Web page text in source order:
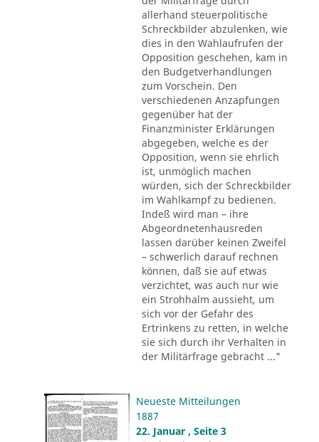
allerhand steuerpolitische
Schreckbilder abzulenken, wie
dies in den Wahlaufrufen der
Opposition geschehen, kam in
den Budgetverhandlungen
zum Vorschein. Den
verschiedenen Anzapfungen
gegenüber hat der
Finanzminister Erklärungen
abgegeben, welche es der
Opposition, wenn sie ehrlich
ist, unmöglich machen
würden, sich der Schreckbilder
im Wahlkampf zu bedienen.
Indeß wird man – ihre
Abgeordnetenhausreden
lassen darüber keinen Zweifel
– schwerlich darauf rechnen
können, daß sie auf etwas
verzichtet, was auch nur wie
ein Strohhalm aussieht, um
sich vor der Gefahr des
Ertrinkens zu retten, in welche
sie sich durch ihr Verhalten in
der Militärfrage gebracht ..."
Neueste Mitteilungen
1887
22. Januar , Seite 3